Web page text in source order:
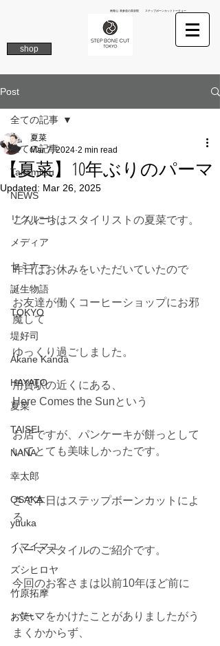
南青山 表参道の美容院 ステップボーンカットトーキョー
shop
Post
全ての記事
Takamitsu
NEWS
リクルート
メディア
セミナー
誕生物語
TOKYO
堤好司
Akane Kanda
HAYATO
夏菜
TAISEI
NANA
幸太郎
OSAKA
yuuka
イマイマユ
ズシヒロヤ
竹原拓摩
お笑い
全ての記事
【夏菜】10年ぶりのパーマ
夏菜
Mar 7, 2024 2 min read
Updated: Mar 26, 2025
こんにちはスタイリストの夏菜です。
昨日はお休みをいただいていたので
お友達が働くコーヒーショップにお邪
魔して
ゆっくり過ごしました。
用賀駅の近くにある、
Here Comes the Sunという
お店ですが、パンケーキが餅っとして
いてとても美味しかったです。
さて本日はステップボーンカットによ
る
パーマスタイルのご紹介です。
今回のお客さまは以前10年ほど前に
パーマをかけたことがありましたがう
まくかからず、